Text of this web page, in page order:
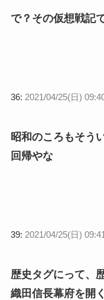
で？その仮想戦記
36: 2021/04/25(日)
昭和のころもそう
回帰やな
39: 2021/04/25(日)
歴史タグにって、
織田信長幕府を開